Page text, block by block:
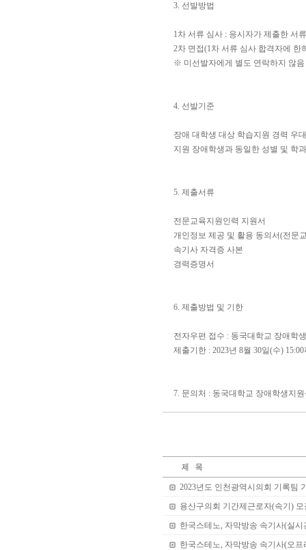
3. 선발방법
1차 서류 심사 : 응시자가 제출한 서
2차 면접(1차 서류 심사 합격자에 한
※ 미선발자에게 별도 연락하지 않음
4. 선발기준
장애 대학생 대상 학습지원 경력 우대
지원 장애학생과 동일한 성별 및 학
5. 제출서류
전문교육지원인력 지원서
개인정보 제공 및 활용 동의서(전문
속기사 자격증 사본
경력증명서
6. 제출방법 및 기한
전자우편 접수 : 동국대학교 장애학
제출기한 : 2023년 8월 30일(수)
7. 문의처 : 동국대학교 장애학생지
2023년도 인천광역시의회 기록팀
용산구의회 기간제근로자(속기) 모
한국스테노, 자막방송 속기사(실
한국스테노, 자막방송 속기사(오